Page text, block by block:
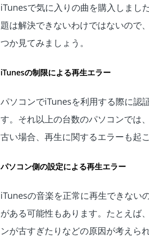
iTunesで気に入りの曲を購入しまし
題は解決できないわけではないので
つか見てみましょう。
iTunesの制限による再生エラー
パソコンでiTunesを利用する際に認
す。それ以上の台数のパソコンでは
古い場合、再生に関するエラーも起
パソコン側の設定による再生エラー
iTunesの音楽を正常に再生できない
がある可能性もあります。たとえば
ンが古すぎたりなどの原因が考えられ